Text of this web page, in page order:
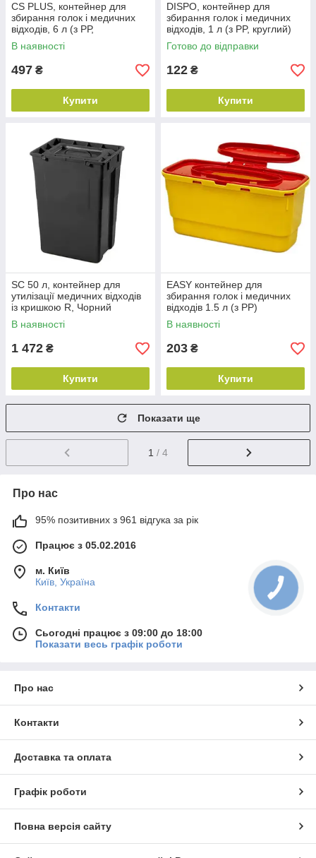
CS PLUS, контейнер для
збирання голок і медичних
відходів, 6 л (з РР,
квадратний)
В наявності
497 ₴
Купити
DISPO, контейнер для
збирання голок і медичних
відходів, 1 л (з PP, круглий)
Готово до відправки
122 ₴
Купити
SC 50 л, контейнер для
утилізації медичних відходів
із кришкою R, Чорний
В наявності
1 472 ₴
Купити
EASY контейнер для
збирання голок і медичних
відходів 1.5 л (з PP)
В наявності
203 ₴
Купити
Показати ще
1 / 4
Про нас
95% позитивних з 961 відгука за рік
Працює з 05.02.2016
м. Київ
Київ, Україна
Контакти
Сьогодні працює з 09:00 до 18:00
Показати весь графік роботи
Про нас
Контакти
Доставка та оплата
Графік роботи
Повна версія сайту